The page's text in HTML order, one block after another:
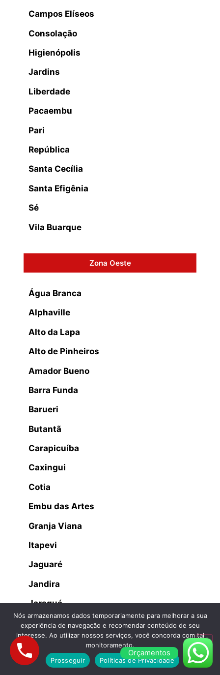
Campos Elíseos
Consolação
Higienópolis
Jardins
Liberdade
Pacaembu
Pari
República
Santa Cecília
Santa Efigênia
Sé
Vila Buarque
Zona Oeste
Água Branca
Alphaville
Alto da Lapa
Alto de Pinheiros
Amador Bueno
Barra Funda
Barueri
Butantã
Carapicuíba
Caxingui
Cotia
Embu das Artes
Granja Viana
Itapevi
Jaguaré
Jandira
Jaraguá
Lapa
Osasco
Parque dos Príncipes
Orçamentos
Nós armazenamos dados temporariamente para melhorar a sua
experiência de navegação e recomendar conteúdo de seu
interesse. Ao utilizar nossos serviços, você concorda com tal
monitoramento.
Prosseguir
Políticas de Privacidade